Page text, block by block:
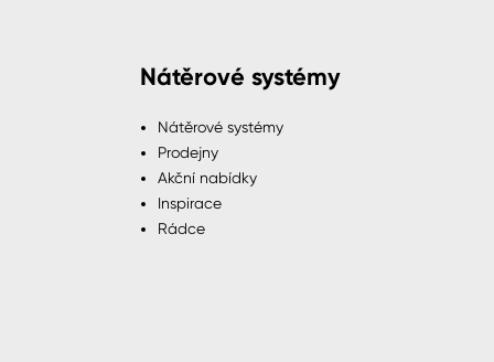
Nátěrové systémy
Nátěrové systémy
Prodejny
Akční nabídky
Inspirace
Rádce